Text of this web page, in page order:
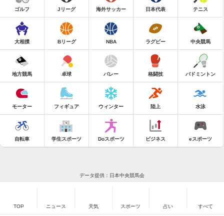
ゴルフ Jリーグ 海外サッカー 日本代表 テニス
大相撲 Bリーグ NBA ラグビー 中央競馬
地方競馬 卓球 バレー 格闘技 バドミントン
モーター フィギュア ウィンター 陸上 水泳
自転車 学生スポーツ Doスポーツ ビジネス eスポーツ
データ提供：日本中央競馬会
TOP ニュース 天気 スポーツ 占い すべて